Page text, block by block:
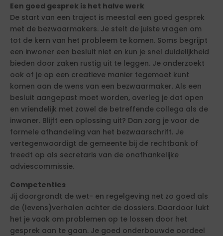
Een goed gesprek is het halve werk
De start van een traject is meestal een goed gesprek
met de bezwaarmakers. Je stelt de juiste vragen om
tot de kern van het probleem te komen. Soms begrijpt
een inwoner een besluit niet en kun je snel duidelijkheid
bieden door zaken rustig uit te leggen. Je onderzoekt
ook of je op een creatieve manier tegemoet kunt
komen aan de wens van een bezwaarmaker. Als een
besluit aangepast moet worden, overleg je dat open
en vriendelijk met zowel de betreffende collega als de
inwoner. Blijft een oplossing uit? Dan zorg je voor de
formele afhandeling van het bezwaarschrift. Je
vertegenwoordigt de gemeente bij de rechtbank of
treedt op als secretaris van de onafhankelijke
adviescommissie.
Competenties
Jij doorgrondt de wet- en regelgeving net zo goed als
de (levens)verhalen achter de dossiers. Daardoor lukt
het je vaak om problemen op te lossen door het
gesprek aan te gaan. Je goed onderbouwde oordeel